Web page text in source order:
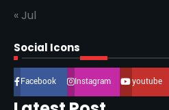
« Jul
Social Icons
Facebook Instagram youtube